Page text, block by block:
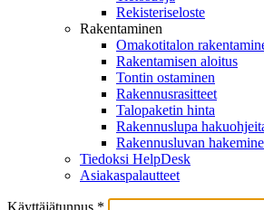
Rekisteriseloste
Rakentaminen
Omakotitalon
Rakentamisen aloitus
Tontin ostaminen
Rakennusrasitteet
Talopaketin hinta
Rakennuslupa
Rakennusluvan
Tiedoksi HelpDesk
Asiakaspalautteet
Käyttäjätunnus *